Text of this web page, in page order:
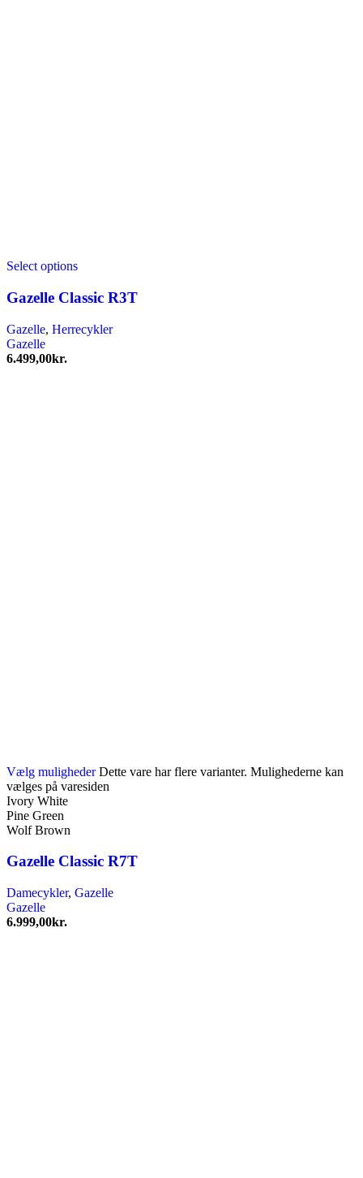
Select options
Gazelle Classic R3T
Gazelle, Herrecykler
Gazelle
6.499,00kr.
Vælg muligheder Dette vare har flere varianter. Mulighederne kan
vælges på varesiden
Ivory White
Pine Green
Wolf Brown
Gazelle Classic R7T
Damecykler, Gazelle
Gazelle
6.999,00kr.